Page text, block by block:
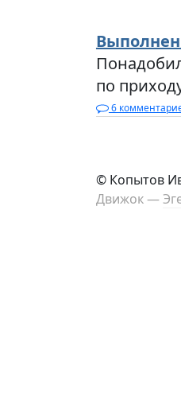
по
6
© Копытов
Движок —